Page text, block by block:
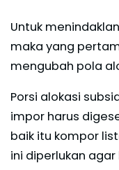
Untuk
maka yang
mengubah pola
Porsi alokasi
impor harus
baik itu kompor
ini diperlukan